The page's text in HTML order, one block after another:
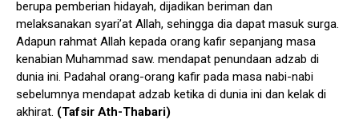
berupa pemberian hidayah, dijadikan beriman dan
melaksanakan syari’at Allah, sehingga dia dapat masuk surga.
Adapun rahmat Allah kepada orang kafir sepanjang masa
kenabian Muhammad saw. mendapat penundaan adzab di
dunia ini. Padahal orang-orang kafir pada masa nabi-nabi
sebelumnya mendapat adzab ketika di dunia ini dan kelak di
akhirat. (Tafsir Ath-Thabari)